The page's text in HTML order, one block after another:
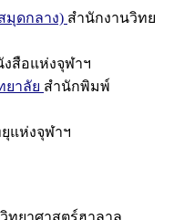
มุดกลาง) สำนักงานวิทย
สือแห่งจุฬาฯ
าลัย สำนักพิมพ์
แห่งจุฬาฯ
ทยาศาสตร์ฮาลาล